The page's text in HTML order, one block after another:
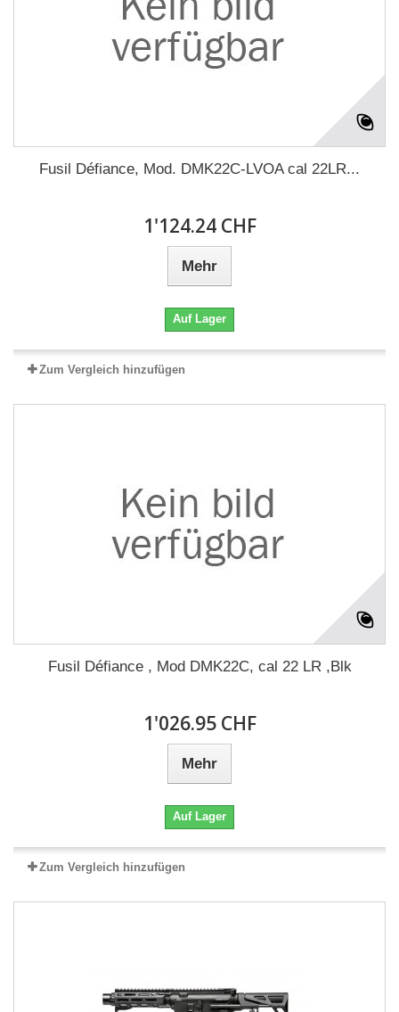
Fusil Défiance, Mod. DMK22C-LVOA cal 22LR...
1'124.24 CHF
Mehr
Auf Lager
Zum Vergleich hinzufügen
Fusil Défiance , Mod DMK22C, cal 22 LR ,Blk
1'026.95 CHF
Mehr
Auf Lager
Zum Vergleich hinzufügen